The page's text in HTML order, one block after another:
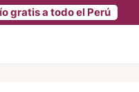
gratis a todo el Perú